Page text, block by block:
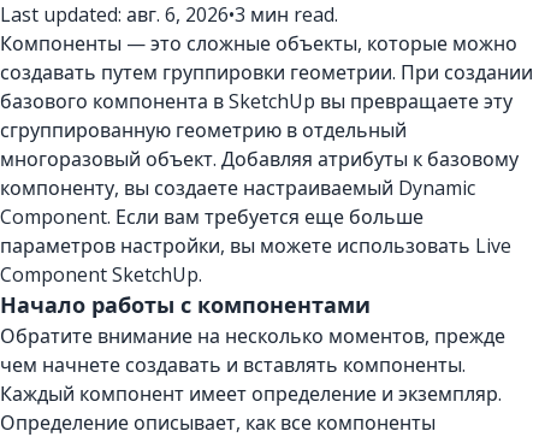
Last updated: авг. 6, 2026•3 мин read.
Компоненты — это сложные объекты, которые можно
создавать путем группировки геометрии. При создании
базового компонента в SketchUp вы превращаете эту
сгруппированную геометрию в отдельный
многоразовый объект. Добавляя атрибуты к базовому
компоненту, вы создаете настраиваемый Dynamic
Component. Если вам требуется еще больше
параметров настройки, вы можете использовать Live
Component SketchUp.
Начало работы с компонентами
Обратите внимание на несколько моментов, прежде
чем начнете создавать и вставлять компоненты.
Каждый компонент имеет определение и экземпляр.
Определение описывает, как все компоненты